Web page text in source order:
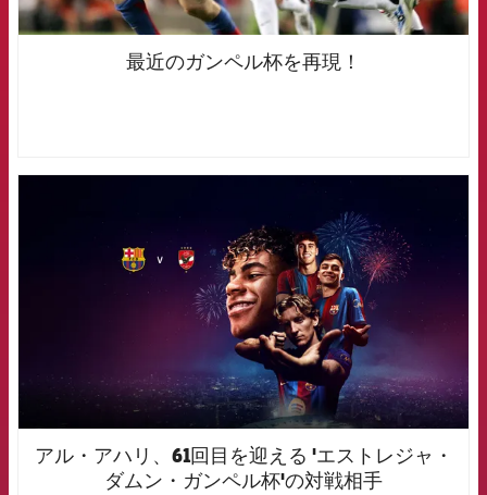
最近のガンペル杯を再現！
アル・アハリ、61回目を迎える 'エストレジャ・
ダムン・ガンペル杯'の対戦相手